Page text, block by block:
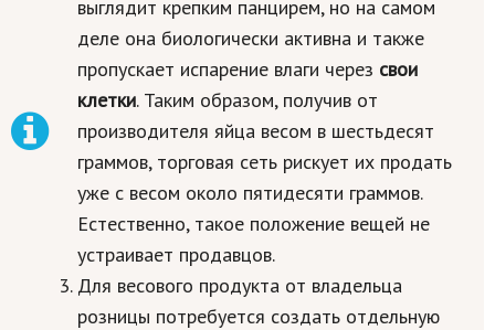
выглядит крепким панцирем, но на самом
деле она биологически активна и также
пропускает испарение влаги через свои
клетки. Таким образом, получив от
производителя яйца весом в шестьдесят
граммов, торговая сеть рискует их продать
уже с весом около пятидесяти граммов.
Естественно, такое положение вещей не
устраивает продавцов.
Для весового продукта от владельца
розницы потребуется создать отдельную